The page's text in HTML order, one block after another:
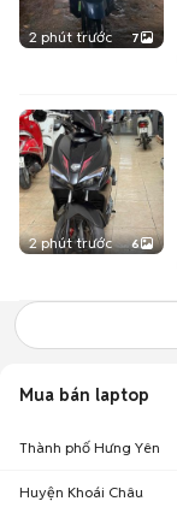
2 phút trước 7
2 phút trước 6
Mua bán laptop
Thành phố Hưng Yên
Huyện Khoái Châu